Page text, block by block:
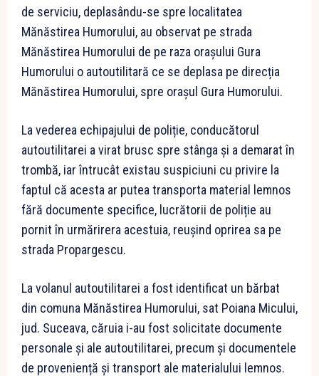
de serviciu, deplasându-se spre localitatea
Mănăstirea Humorului, au observat pe strada
Mănăstirea Humorului de pe raza orașului Gura
Humorului o autoutilitară ce se deplasa pe direcția
Mănăstirea Humorului, spre orașul Gura Humorului.
La vederea echipajului de poliție, conducătorul
autoutilitarei a virat brusc spre stânga și a demarat în
trombă, iar întrucât existau suspiciuni cu privire la
faptul că acesta ar putea transporta material lemnos
fără documente specifice, lucrătorii de poliție au
pornit în urmărirera acestuia, reușind oprirea sa pe
strada Propargescu.
La volanul autoutilitarei a fost identificat un bărbat
din comuna Mănăstirea Humorului, sat Poiana Micului,
jud. Suceava, căruia i-au fost solicitate documente
personale și ale autoutilitarei, precum și documentele
de proveniență și transport ale materialului lemnos.